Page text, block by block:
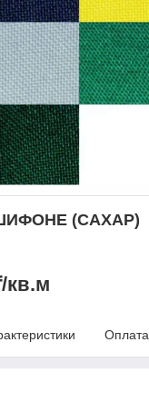
(САХАР)
кв.м
Оплата